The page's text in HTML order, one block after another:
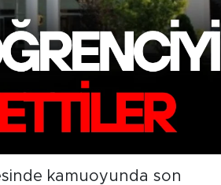
kamuoyunda son